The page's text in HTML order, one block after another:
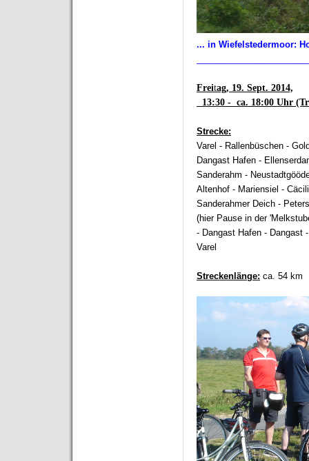
... in Wiefelstedermoor:
Freitag, 19. Sept. 2014,
13:30 - ca. 18:00 Uhr
Strecke:
Varel - Rallenbüschen -
Dangast Hafen -
Sanderahm -
Altenhof - Mariensiel -
Sanderahmer Deich -
(hier Pause in der
- Dangast Hafen - Dangast
Varel
Streckenlänge: ca. 54 km